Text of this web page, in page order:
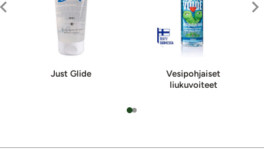
Just Glide
Vesipohjaiset
liukuvoiteet